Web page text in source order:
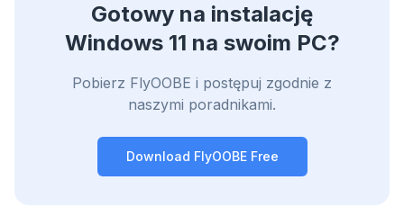
Gotowy na instalację
Windows 11 na swoim PC?
Pobierz FlyOOBE i postępuj zgodnie z
naszymi poradnikami.
Download FlyOOBE Free
Cię spowalniają.
Każda przeglądarka
instalacja, wszystkie zoptymalizowane.